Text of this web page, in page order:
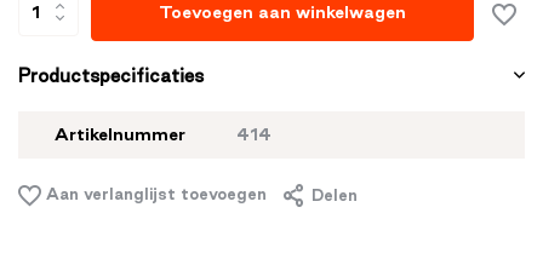
Toevoegen aan winkelwagen
Productspecificaties
Artikelnummer 414
Aan verlanglijst toevoegen Delen